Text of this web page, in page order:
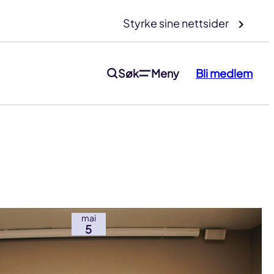
Styrke sine nettsider
Søk Meny Bli medlem
mai
5